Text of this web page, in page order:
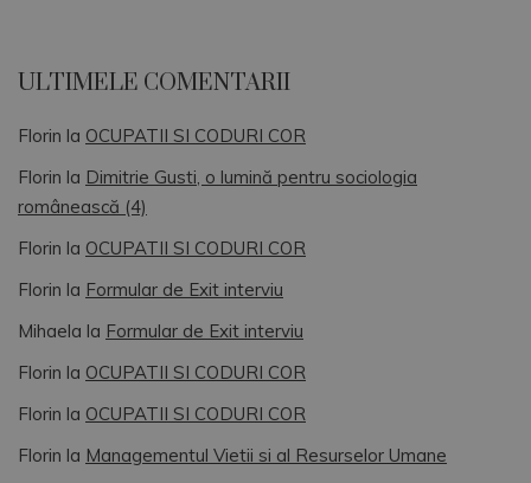
ULTIMELE COMENTARII
Florin la OCUPATII SI CODURI COR
Florin la Dimitrie Gusti, o lumină pentru sociologia
românească (4)
Florin la OCUPATII SI CODURI COR
Florin la Formular de Exit interviu
Mihaela la Formular de Exit interviu
Florin la OCUPATII SI CODURI COR
Florin la OCUPATII SI CODURI COR
Florin la Managementul Vietii si al Resurselor Umane